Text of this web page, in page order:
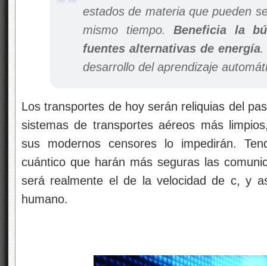
estados de materia que pueden
mismo tiempo.Beneficia la
fuentes alternativas de energía.
desarrollo del aprendizaje
Los transportes de hoy serán reliquias del
sistemas de transportes aéreos más
sus modernos censores lo impedirán.
cuántico que harán más seguras las
será realmente el de la velocidad de c, y
humano.